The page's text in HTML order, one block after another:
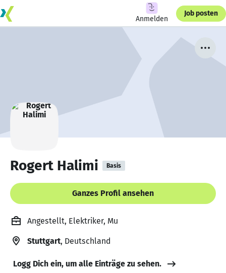
Anmelden
Job posten
Rogert Halimi Basis
Ganzes Profil ansehen
Angestellt, Elektriker, Mu
Stuttgart, Deutschland
Logg Dich ein, um alle Einträge zu sehen.